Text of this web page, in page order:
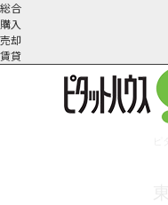
総合
購入
売却
賃貸